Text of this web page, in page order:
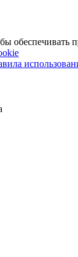
обеспечивать